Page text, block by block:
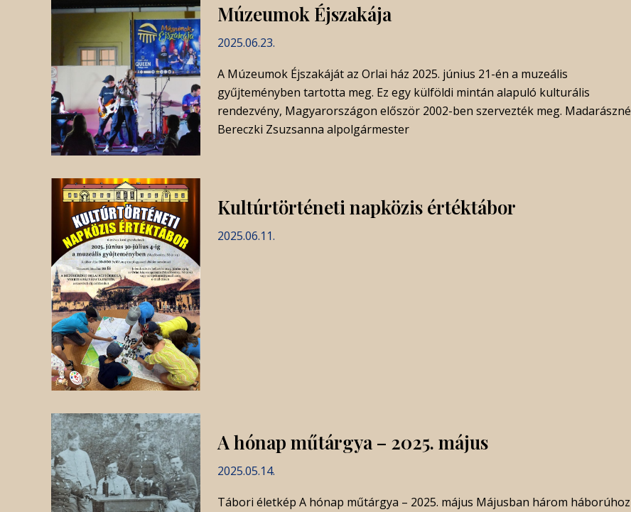
Múzeumok Éjszakája
2025.06.23.
A Múzeumok Éjszakáját az Orlai ház 2025. június 21-én a muzeális
gyűjteményben tartotta meg. Ez egy külföldi mintán alapuló kulturális
rendezvény, Magyarországon először 2002-ben szervezték meg. Madarászné
Bereczki Zsuzsanna alpolgármester
Kultúrtörténeti napközis értéktábor
2025.06.11.
A hónap műtárgya – 2025. május
2025.05.14.
Tábori életkép A hónap műtárgya – 2025. május Májusban három háborúhoz